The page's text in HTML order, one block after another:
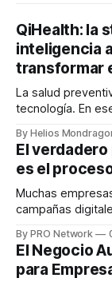
QiHealth: la
inteligencia
transformar
La salud
tecnología. En
dispositivos
en tiempo real
decisiones sobre
responder
By Helios
El
es el
Muchas
campañas
INTERIUS, el
una entrevista
marketing digital
By PRO Network
El Negocio
para